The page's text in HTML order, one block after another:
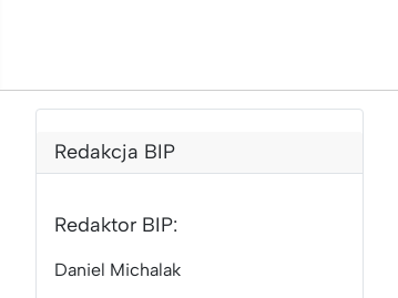
Redakcja BIP
Redaktor BIP:
Daniel Michalak